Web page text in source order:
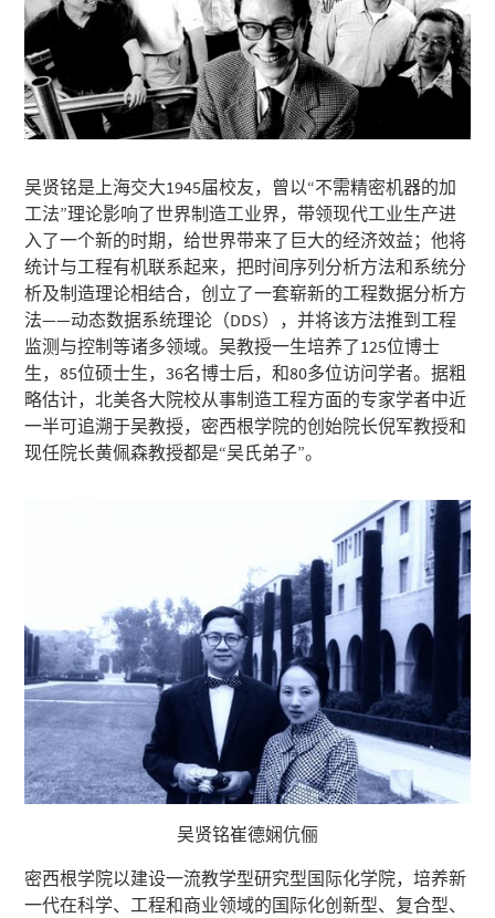
吴贤铭是上海交大1945届校友，曾以“不需精密机器的加
工法”理论影响了世界制造工业界，带领现代工业生产进
入了一个新的时期，给世界带来了巨大的经济效益；他将
统计与工程有机联系起来，把时间序列分析方法和系统分
析及制造理论相结合，创立了一套崭新的工程数据分析方
法——动态数据系统理论（DDS），并将该方法推到工程
监测与控制等诸多领域。吴教授一生培养了125位博士
生，85位硕士生，36名博士后，和80多位访问学者。据粗
略估计，北美各大院校从事制造工程方面的专家学者中近
一半可追溯于吴教授，密西根学院的创始院长倪军教授和
现任院长黄佩森教授都是“吴氏弟子”。
吴贤铭崔德娴伉俪
密西根学院以建设一流教学型研究型国际化学院，培养新
一代在科学、工程和商业领域的国际化创新型、复合型、